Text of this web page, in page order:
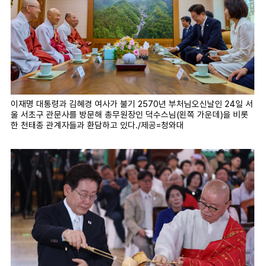
이재명 대통령과 김혜경 여사가 불기 2570년 부처님오신날인 24일 서
울 서초구 관문사를 방문해 총무원장인 덕수스님(왼쪽 가운데)을 비롯
한 천태종 관계자들과 환담하고 있다./제공=청와대